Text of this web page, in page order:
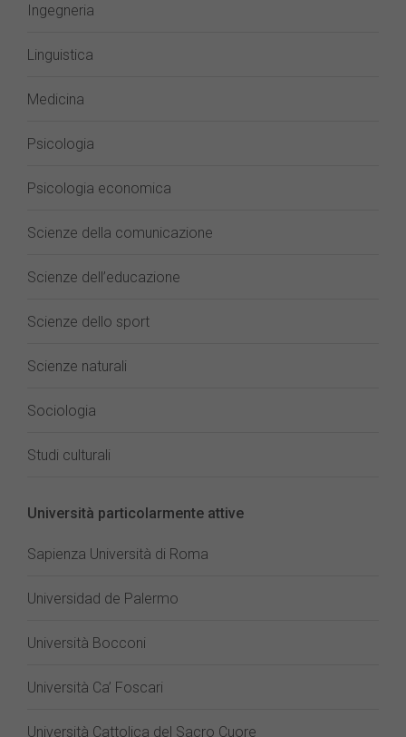
Ingegneria
Linguistica
Medicina
Psicologia
Psicologia economica
Scienze della comunicazione
Scienze dell’educazione
Scienze dello sport
Scienze naturali
Sociologia
Studi culturali
Università particolarmente attive
Sapienza Università di Roma
Universidad de Palermo
Università Bocconi
Università Ca’ Foscari
Università Cattolica del Sacro Cuore